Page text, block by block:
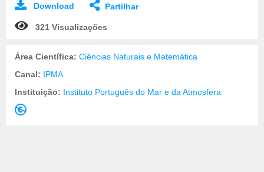
Download Partilhar
321 Visualizações
Área Científica: Ciências Naturais e Matemática
Canal: IPMA
Instituição: Instituto Português do Mar e da Atmosfera